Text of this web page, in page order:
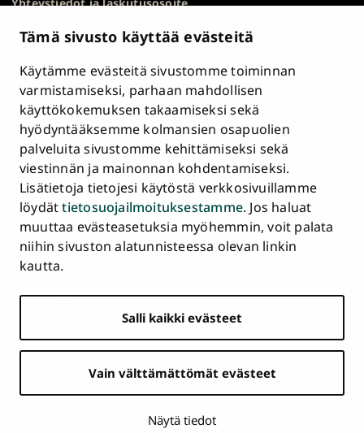
Tämä sivusto käyttää evästeitä
Käytämme evästeitä sivustomme toiminnan
varmistamiseksi, parhaan mahdollisen
käyttökokemuksen takaamiseksi sekä
hyödyntääksemme kolmansien osapuolien
palveluita sivustomme kehittämiseksi sekä
viestinnän ja mainonnan kohdentamiseksi.
Lisätietoja tietojesi käytöstä verkkosivuillamme
löydättietosuojailmoituksestamme. Jos haluat
muuttaa evästeasetuksia myöhemmin, voit palata
niihin sivuston alatunnisteessa olevan linkin
kautta.
Salli kaikki evästeet
Vain välttämättömät evästeet
Näytä tiedot
HR Excellence in Research
Tietosuojailmoitus
Asiakirjajulkisuuskuvaus ja tietopyynnöt
Väärinkäytösepäilyt
Saavutettavuusseloste
Palaute
Intranet ja sähköiset työkalut
Evästeasetukset
Päävalikko
alatunnisteessa
ETUSIVU
YHTEISTYÖ
Turun
yliopisto
Turun
yliopisto
TurunTurunTurunTurun